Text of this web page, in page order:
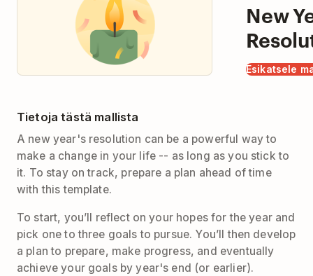
New
Esikatsele
Tietoja tästä mallista
A new year's resolution can be a powerful way to
make a change in your life -- as long as you stick to
it. To stay on track, prepare a plan ahead of time
with this template.
To start, you’ll reflect on your hopes for the year and
pick one to three goals to pursue. You’ll then develop
a plan to prepare, make progress, and eventually
achieve your goals by year's end (or earlier).